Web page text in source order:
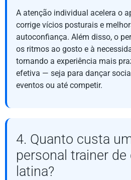
A atenção individual acelera o
corrige vícios posturais e
autoconfiança. Além disso, o
os ritmos ao gosto e à
tornando a experiência mais
efetiva — seja para dançar
eventos ou até competir.
4. Quanto custa
personal trainer de
latina?